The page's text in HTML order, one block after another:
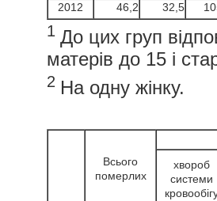
2012
46,2 32,5
1 До цих груп
матерів до 15 і
2 На одну жінку.
Всього
померлих
хвороб
системи